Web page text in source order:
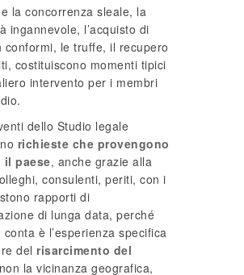
la concorrenza sleale, la
ingannevole, l’acquisto di
conformi, le truffe, il recupero
costituiscono momenti tipici
intervento per i membri
dello Studio legale
richieste che provengono
paese, anche grazie alla
consulenti, periti, con i
rapporti di
di lunga data, perché
è l’esperienza specifica
del risarcimento del
la vicinanza geografica,